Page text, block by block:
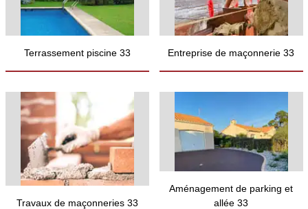
Terrassement piscine 33 Entreprise de maçonnerie 33
Travaux de maçonneries 33
Aménagement de parking et
allée 33